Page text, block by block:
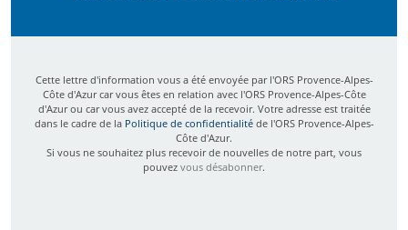
Cette lettre d'information vous a été envoyée par l'ORS Provence-Alpes-
Côte d'Azur car vous êtes en relation avec l'ORS Provence-Alpes-Côte
d'Azur ou car vous avez accepté de la recevoir. Votre adresse est traitée
dans le cadre de la Politique de confidentialitéde l'ORS Provence-Alpes-
Côte d'Azur.
Si vous ne souhaitez plus recevoir de nouvelles de notre part, vous
pouvez vous désabonner.